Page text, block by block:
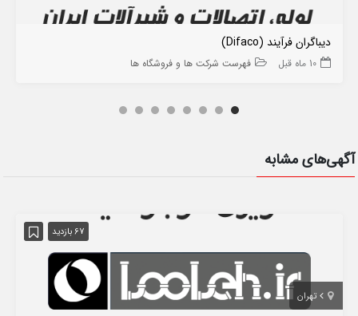
دیباگران فرآیند (Difaco)
10 ماه قبل فهرست شرکت ها و فروشگاه ها
آگهی‌های مشابه
67 بازدید
تهران